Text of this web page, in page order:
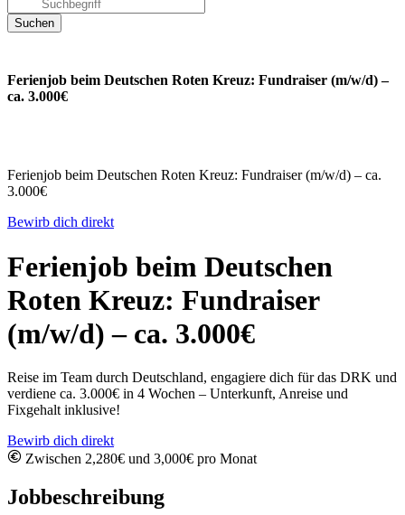
Ferienjob beim Deutschen Roten Kreuz: Fundraiser (m/w/d) –
ca. 3.000€
Ferienjob beim Deutschen Roten Kreuz: Fundraiser (m/w/d) – ca.
3.000€
Bewirb dich direkt
Ferienjob beim Deutschen
Roten Kreuz: Fundraiser
(m/w/d) – ca. 3.000€
Reise im Team durch Deutschland, engagiere dich für das DRK und
verdiene ca. 3.000€ in 4 Wochen – Unterkunft, Anreise und
Fixgehalt inklusive!
Bewirb dich direkt
Zwischen 2,280€ und 3,000€ pro Monat
Jobbeschreibung